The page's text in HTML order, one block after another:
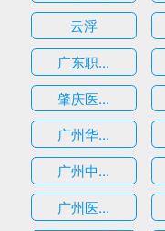
云浮
广东职...
肇庆医...
广州华...
广州中...
广州医...